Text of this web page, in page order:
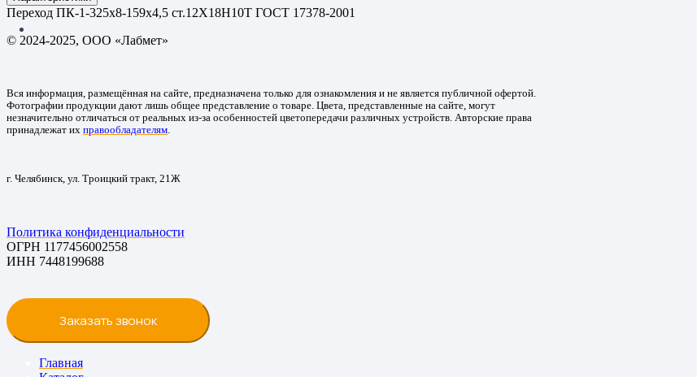
Переход ПК-1-325х8-159х4,5 ст.12Х18Н10Т ГОСТ 17378-2001
© 2024-2025, ООО «Лабмет»
Вся информация, размещённая на сайте, предназначена только для ознакомления и не является публичной офертой.
Фотографии продукции дают лишь общее представление о товаре. Цвета, представленные на сайте, могут
незначительно отличаться от реальных из-за особенностей цветопередачи различных устройств. Авторские права
принадлежат их правообладателям
г. Челябинск, ул. Троицкий тракт, 21Ж
Политика конфиденциальности
ОГРН 1177456002558
ИНН 7448199688
Заказать звонок
Главная